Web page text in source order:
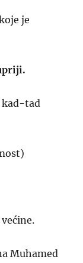
je
kad-tad
Muhamed